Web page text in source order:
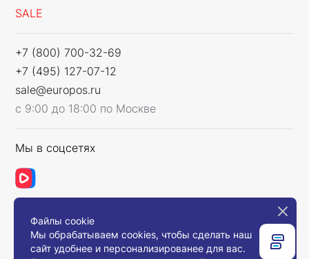
SALE
+7 (800) 700-32-69
+7 (495) 127-07-12
sale@europos.ru
с 9:00 до 18:00 по Москве
Мы в соцсетях
Связаться с нами
Файлы cookie
Мы обрабатываем cookies, чтобы сделать наш
сайт удобнее и персонализированее для вас.